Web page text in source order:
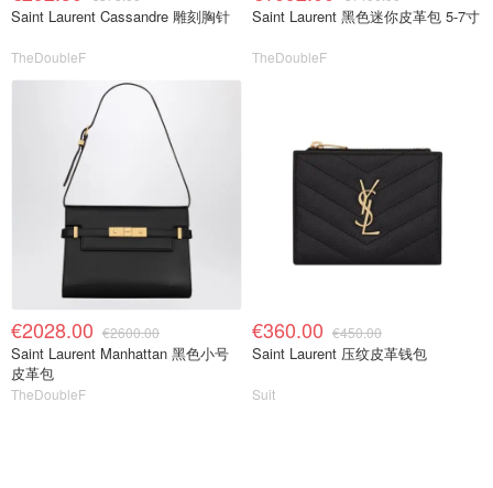
Saint Laurent Cassandre 雕刻胸针
TheDoubleF
Saint Laurent 黑色迷你皮革包 5-7寸
TheDoubleF
€2028.00 €2600.00
Saint Laurent Manhattan 黑色小号
皮革包
TheDoubleF
€360.00 €450.00
Saint Laurent 压纹皮革钱包
Suit